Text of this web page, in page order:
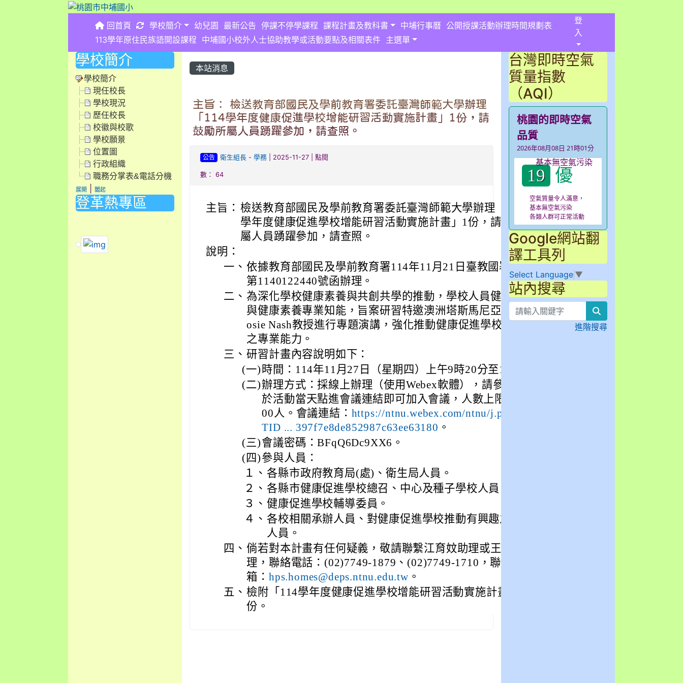
回首頁 重新取得佈景設定
學校簡介 幼兒園 最新公告 停課不停學課程 課程計畫及教科書 中埔行事曆 公開授課活動辦理時間規劃表
113學年原住民族語開設課程 中埔國小校外人士協助教學或活動要點及相關表件 主選單
登
入
本站消息
主旨： 檢送教育部國民及學前教育署委託臺灣師範大學辦理
「114學年度健康促進學校增能研習活動實施計畫」1份，請
鼓勵所屬人員踴躍參加，請查照。
公告 衛生組長 - 學務 | 2025-11-27 | 點閱
數： 64
主旨： 檢送教育部國民及學前教育署委託臺灣師範大學辦理「114
學年度健康促進學校增能研習活動實施計畫」1份，請鼓勵所
屬人員踴躍參加，請查照。
說明：
一、 依據教育部國民及學前教育署114年11月21日臺教國署體字
第1140122440號函辦理。
二、 為深化學校健康素養與共創共學的推動，學校人員健康促進
與健康素養專業知能，旨案研習特邀澳洲塔斯馬尼亞大學R
osie Nash教授進行專題演講，強化推動健康促進學校人員
之專業能力。
三、 研習計畫內容說明如下：
(一) 時間：114年11月27日（星期四）上午9時20分至12時。
(二)辦理方式：採線上辦理（使用Webex軟體），請參與者
於活動當天點進會議連結即可加入會議，人數上限為1,0
00人。會議連結： https://ntnu.webex.com/ntnu/j.php?M
TID ... 397f7e8de852987c63ee63180 。
(三)會議密碼：BFqQ6Dc9XX6。
(四)參與人員：
１、 各縣市政府教育局(處)、衛生局人員。
２、 各縣市健康促進學校總召、中心及種子學校人員。
３、 健康促進學校輔導委員。
４、 各校相關承辦人員、對健康促進學校推動有興趣之學校
人員。
四、 倘若對本計畫有任何疑義，敬請聯繫江育妏助理或王彥驊助
理，聯絡電話：(02)7749-1879、(02)7749-1710，聯絡信
箱：hps.homes@deps.ntnu.edu.tw 。
五、 檢附「114學年度健康促進學校增能研習活動實施計畫」1
份。
學校簡介
學校簡介
現任校長
學校現況
歷任校長
校徽與校歌
學校願景
位置圖
行政組織
職務分掌表&電話分機
展開 闔起
登革熱專區
link to https://dengue.tn.edu.tw/Decree.html \
link to https://dengue.tn.edu.tw/Decree.html \
link to https://dengue.tn.edu.tw/Decree.html \
台灣即時空氣
質量指數
（AQI）
桃園的即時空氣
品質
2026年08月08日 21時01分
19 優
空氣質量令人滿意，
基本無空氣污染
各類人群可正常活動
Google網站翻
譯工具列
Select Language ▼
站內搜尋
進階搜尋